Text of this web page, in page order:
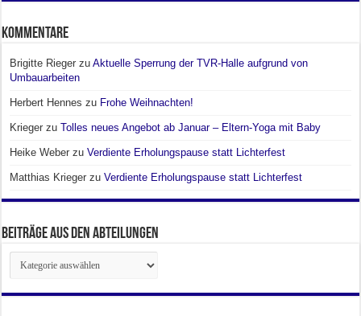
Kommentare
Brigitte Rieger zuAktuelle Sperrung der TVR-Halle aufgrund von
Umbauarbeiten
Herbert Hennes zu Frohe Weihnachten!
Krieger zuTolles neues Angebot ab Januar – Eltern-Yoga mit Baby
Heike Weber zuVerdiente Erholungspause statt Lichterfest
Matthias Krieger zuVerdiente Erholungspause statt Lichterfest
Beiträge aus den Abteilungen
Beiträge
aus
den
Abteilungen